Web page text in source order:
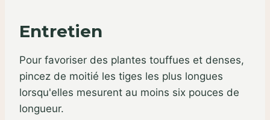
Entretien
Pour favoriser des plantes touffues et denses,
pincez de moitié les tiges les plus longues
lorsqu'elles mesurent au moins six pouces de
longueur.